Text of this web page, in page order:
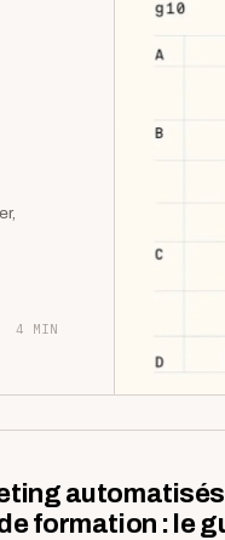
4 MIN
automatisés
formation : le